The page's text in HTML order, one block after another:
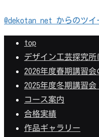
@dekotan_net からのツイ
top
デザイン工芸探究所
2026年度春期講習会
2025年度冬期講習
コース案内
合格実績
作品ギャラリー